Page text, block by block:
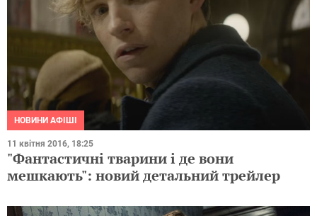
НОВИНИ АФІШІ
11 квітня 2016, 18:25
"Фантастичні тварини і де вони
мешкають": новий детальний трейлер